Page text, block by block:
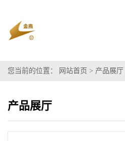
您当前的位置： 网站首页 > 产品展厅
产品展厅